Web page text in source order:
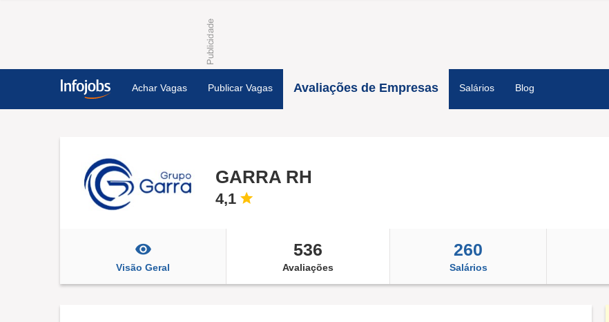
Achar Vagas Publicar Vagas Avaliações de Empresas Salários Blog
GARRA RH
4,1
Visão Geral
536
Avaliações
260
Salários